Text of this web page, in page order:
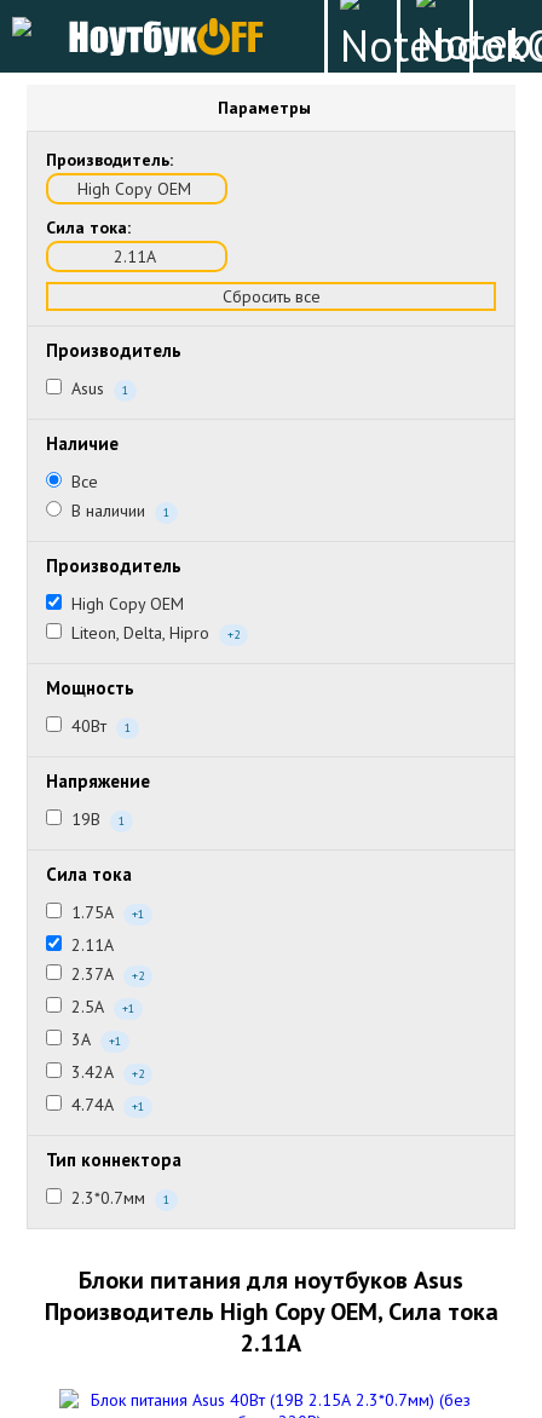
Параметры
Производитель:
High Copy OEM
Сила тока:
2.11А
Сбросить все
Производитель
Asus 1
Наличие
Все
В наличии
1
Производитель
High Copy OEM
Liteon, Delta, Hipro
+2
Мощность
40Вт 1
Напряжение
19В 1
Сила тока
1.75А +1
2.11А
2.37А
+2
2.5А +1
3А +1
3.42А +2
4.74А +1
Тип коннектора
2.3*0.7мм 1
Блоки питания для ноутбуков Asus
Производитель High Copy OEM, Сила тока
2.11А